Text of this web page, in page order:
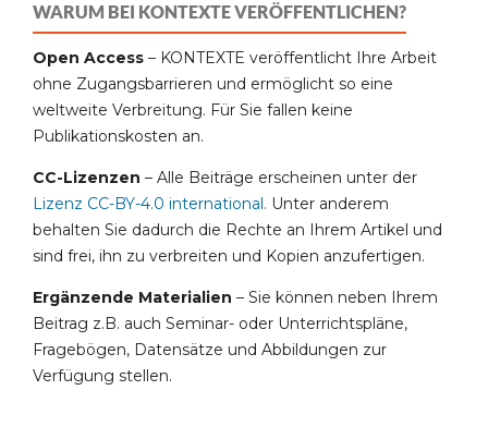
WARUM BEI KONTEXTE VERÖFFENTLICHEN?
Open Access – KONTEXTE veröffentlicht Ihre Arbeit
ohne Zugangsbarrieren und ermöglicht so eine
weltweite Verbreitung. Für Sie fallen keine
Publikationskosten an.
CC-Lizenzen – Alle Beiträge erscheinen unter der
Lizenz CC-BY-4.0 international. Unter anderem
behalten Sie dadurch die Rechte an Ihrem Artikel und
sind frei, ihn zu verbreiten und Kopien anzufertigen.
Ergänzende Materialien – Sie können neben Ihrem
Beitrag z.B. auch Seminar- oder Unterrichtspläne,
Fragebögen, Datensätze und Abbildungen zur
Verfügung stellen.